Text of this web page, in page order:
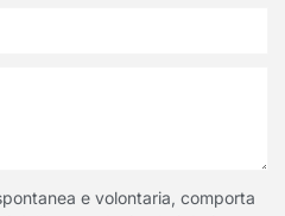
e volontaria, comporta